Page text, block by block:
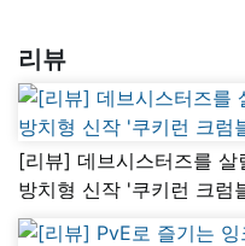
리뷰
[리뷰] 데브시스터즈를 살
방치형 신작 '쿠키런 크럼